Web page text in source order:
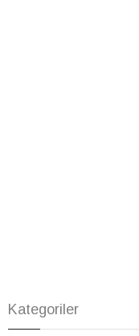
Kategoriler